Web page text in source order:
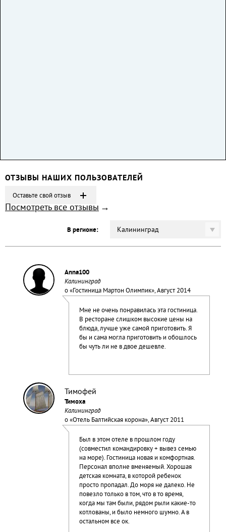
ОТЗЫВЫ НАШИХ ПОЛЬЗОВАТЕЛЕЙ
Оставьте свой отзыв
Посмотреть все отзывы
В регионе: Калининград
Anna100
Калининград
о «Гостиница Мартон Олимпик», Август 2014
Мне не очень понравилась эта гостиница.
В ресторане слишком высокие цены на
блюда, лучше уже самой приготовить. Я
бы и сама могла приготовить и обошлось
бы чуть ли не в двое дешевле.
Тимофей
Тимоха
Калининград
о «Отель Балтийская корона», Август 2011
Был в этом отеле в прошлом году
(совместил командировку + вывез семью
на море). Гостиница новая и комфортная.
Персонал вполне вменяемый. Хорошая
детская комната, в которой ребенок
просто пропадал. До моря не далеко. Не
повезло только в том, что в то время,
когда мы там были, рядом рыли какие-то
котлованы, и было немного шумно. А в
остальном все ок.